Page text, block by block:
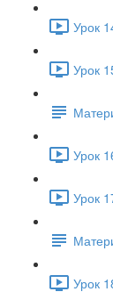
Урок
Урок
Урок
Урок
Урок